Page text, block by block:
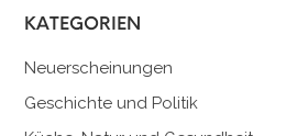
KATEGORIEN
Neuerscheinungen
Geschichte und Politik
02.10.2026, Zeit: 18:00 Uhr